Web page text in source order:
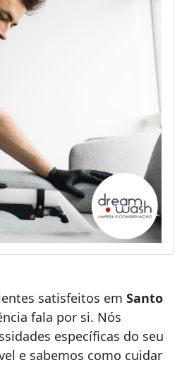
satisfeitos em Santo
fala por si. Nós
específicas do seu
e sabemos como cuidar